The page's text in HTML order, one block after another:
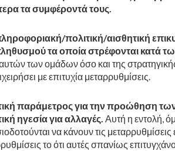
τα συμφέροντά τους.
πολιτική/αισθητική
τα οποία στρέφονται κατά
των ομάδων όσο και της
με επιτυχία μεταρρυθμίσεις.
παράμετρος για την προώθηση
ηγεσία για αλλαγές. Αυτή η εντολή,
να κάνουν τις
το ότι αυτές σπανίως